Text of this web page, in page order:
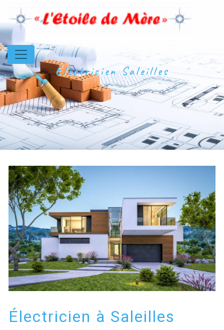
Panneau de gestion des cookies
Électricien Saleilles
Électricien à Saleilles